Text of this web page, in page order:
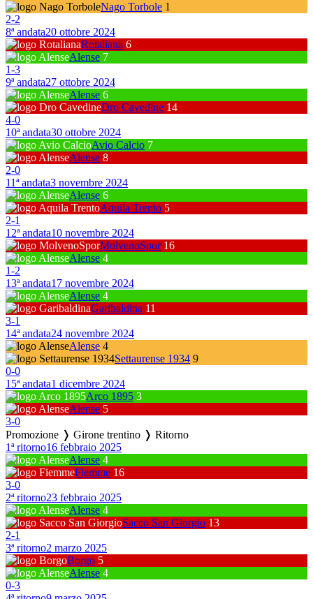
Nago Torbole 1
2-2
8ª andata20 ottobre 2024
Rotaliana 6
Alense 7
1-3
9ª andata27 ottobre 2024
Alense 6
Dro Cavedine 14
4-0
10ª andata30 ottobre 2024
Avio Calcio 7
Alense 8
2-0
11ª andata3 novembre 2024
Alense 6
Aquila Trento 5
2-1
12ª andata10 novembre 2024
MolvenoSpor 16
Alense 4
1-2
13ª andata17 novembre 2024
Alense 4
Garibaldina 11
3-1
14ª andata24 novembre 2024
Alense 4
Settaurense 1934 9
0-0
15ª andata1 dicembre 2024
Arco 1895 3
Alense 5
3-0
Promozione ❭ Girone trentino ❭ Ritorno
1ª ritorno16 febbraio 2025
Alense 4
Fiemme 16
3-0
2ª ritorno23 febbraio 2025
Alense 4
Sacco San Giorgio 13
2-1
3ª ritorno2 marzo 2025
Borgo 5
Alense 4
0-3